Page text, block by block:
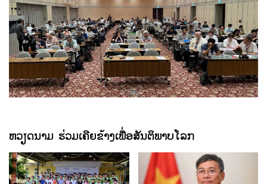
ຫວຽດນາມ ຮ່ວມເຄີຍຂ້າງເພື່ອສັນຕິພາບໂລກ